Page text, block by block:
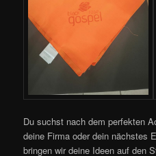
Du suchst nach dem perfekten
deine Firma oder dein nächstes
bringen wir deine Ideen auf den